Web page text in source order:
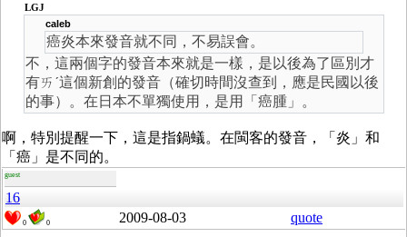
LGJ
caleb
癌炎本來發音就不同，不易誤會。
不，這兩個字的發音本來就是一樣，是以後為了區別才
有ㄞˊ這個新創的發音（確切時間沒查到，應是民國以後
的事）。在日本不單獨使用，是用「癌腫」。
啊，特別提醒一下，這是指鍋蟻。在閩客的發音，「炎」和
「癌」是不同的。
guest
16
0 0 2009-08-03 quote